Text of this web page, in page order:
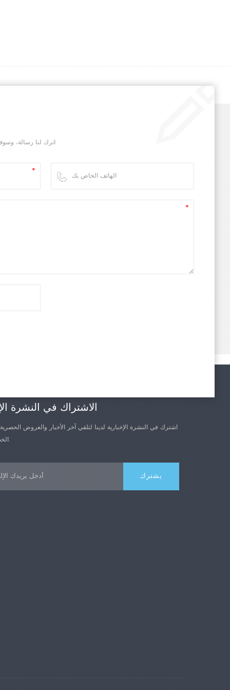
اترك لنا رسالة، وسوف نقوم بالرد عليك في أسرع وقت ممكن.
الاشتراك في النشرة
اشترك في النشرة الإخبارية لدينا لتلقي آخر الأخبار والعروض
الخصم الأخرى.